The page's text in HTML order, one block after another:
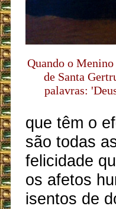
Quando o Menino
de Santa
palavras:
que têm o
são todas
felicidade
os afetos
isentos de